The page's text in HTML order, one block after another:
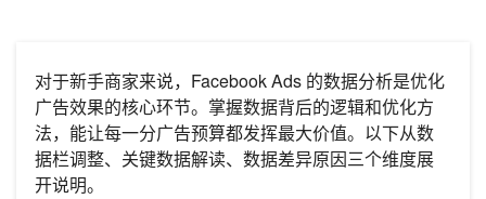
对于新手商家来说，Facebook Ads 的数据分析是优化
广告效果的核心环节。掌握数据背后的逻辑和优化方
法，能让每一分广告预算都发挥最大价值。以下从数
据栏调整、关键数据解读、数据差异原因三个维度展
开说明。